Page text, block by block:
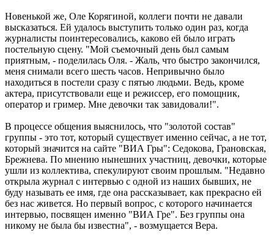
Новенькой же, Оле Корягиной, коллеги почти не давали
высказаться. Ей удалось выступить только один раз, когда
журналисты поинтересовались, каково ей было играть
постельную сцену. "Мой съемочный день был самым
приятным, - поделилась Оля. - Жаль, что быстро закончился,
меня снимали всего шесть часов. Непривычно было
находиться в постели сразу с пятью людьми. Ведь, кроме
актера, присутствовали еще и режиссер, его помощник,
оператор и гример. Мне девочки так завидовали!".
В процессе общения выяснилось, что "золотой состав"
группы - это тот, который существует именно сейчас, а не тот,
который значится на сайте "ВИА Гры": Седокова, Грановская,
Брежнева. По мнению нынешних участниц, девочки, которые
ушли из коллектива, спекулируют своим прошлым. "Недавно
открыла журнал с интервью с одной из наших бывших, не
буду называть ее имя, где она рассказывает, как прекрасно ей
без нас живется. Но первый вопрос, с которого начинается
интервью, посвящен именно "ВИА Гре". Без группы она
никому не была бы известна", - возмущается Вера.